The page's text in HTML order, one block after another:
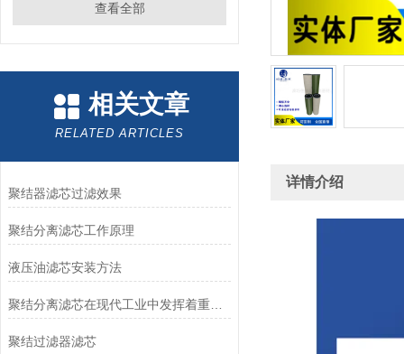
查看全部
相关文章
RELATED ARTICLES
聚结器滤芯过滤效果
聚结分离滤芯工作原理
液压油滤芯安装方法
聚结分离滤芯在现代工业中发挥着重要作用
聚结过滤器滤芯
详情介绍